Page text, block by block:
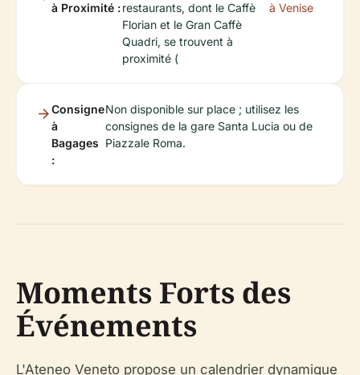
à Proximité :restaurants, dont le Caffè
Florian et le Gran Caffè
Quadri, se trouvent à
proximité (
à Venise
Consigne
à
Bagages
:
Non disponible sur place ; utilisez les
consignes de la gare Santa Lucia ou de
Piazzale Roma.
Moments Forts des
Événements
L'Ateneo Veneto propose un calendrier dynamique